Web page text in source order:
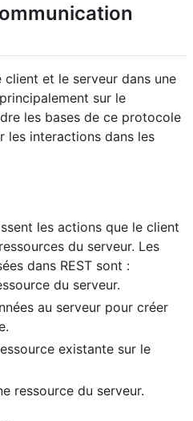
et le serveur dans une
sur le
les bases de ce protocole
les interactions dans les
les actions que le client
du serveur. Les
dans REST sont :
du serveur.
au serveur pour créer
existante sur le
ressource du serveur.